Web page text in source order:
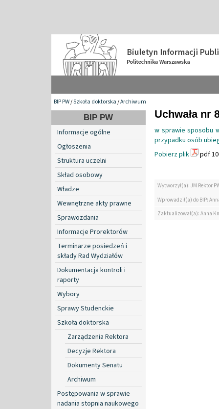
BIP PW/Szkoła doktorska/Archiwum
BIP PW
Informacje ogólne
Ogłoszenia
Struktura uczelni
Skład osobowy
Władze
Wewnętrzne akty prawne
Sprawozdania
Informacje Prorektorów
Terminarze posiedzeń i
składy Rad Wydziałów
Dokumentacja kontroli i
raporty
Wybory
Sprawy Studenckie
Szkoła doktorska
Zarządzenia Rektora
Decyzje Rektora
Dokumenty Senatu
Archiwum
Postępowania w sprawie
nadania stopnia naukowego
Uchwała nr
w sprawie sposobu
przypadku osób
Pobierz plik
pdf
Wytworzył(a): JM Rektor
Wprowadził(a) do BIP:
Zaktualizował(a): Anna